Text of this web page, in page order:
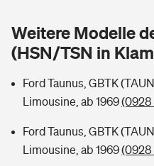
Hochwasser-Check: Wie
Wer versichert was: Jetzt
Sie haben Fragen?
Private Cyberversicherung
Zur Übersicht
Sie haben Fragen?
Rentenrechner: Wie viel Geld
Weitere Modelle
(HSN/TSN in
Ford Taunus, GBTK
Limousine, ab 1969(0928
Ford Taunus, GBTK
Limousine, ab 1969(0928